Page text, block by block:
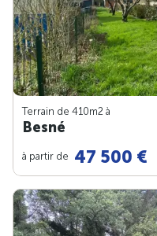
Terrain de 410m2 à
Besné
à partir de 47 500 €